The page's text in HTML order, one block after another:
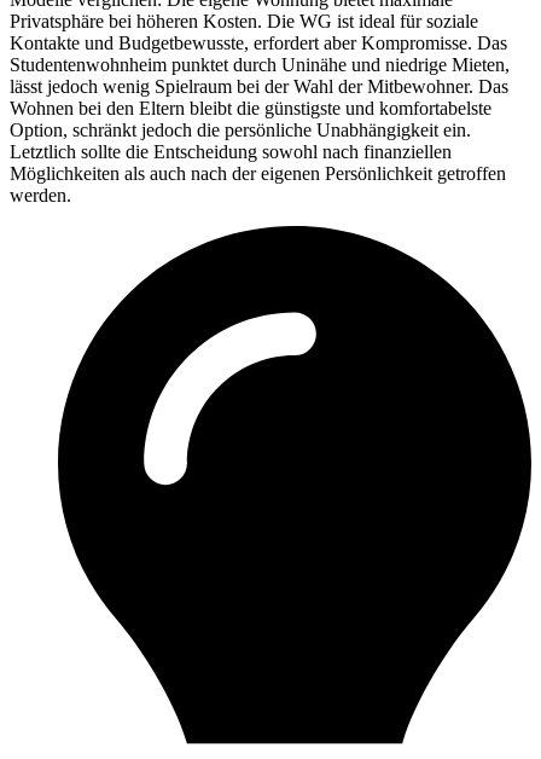
Privatsphäre bei höheren Kosten. Die WG ist ideal für soziale
Kontakte und Budgetbewusste, erfordert aber Kompromisse. Das
Studentenwohnheim punktet durch Uninähe und niedrige Mieten,
lässt jedoch wenig Spielraum bei der Wahl der Mitbewohner. Das
Wohnen bei den Eltern bleibt die günstigste und komfortabelste
Option, schränkt jedoch die persönliche Unabhängigkeit ein.
Letztlich sollte die Entscheidung sowohl nach finanziellen
Möglichkeiten als auch nach der eigenen Persönlichkeit getroffen
werden.